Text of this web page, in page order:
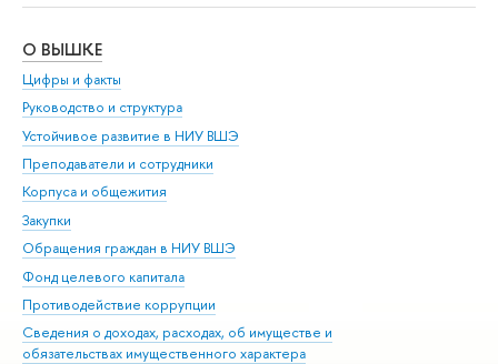
О ВЫШКЕ
Цифры и факты
Руководство и структура
Устойчивое развитие в НИУ ВШЭ
Преподаватели и сотрудники
Корпуса и общежития
Закупки
Обращения граждан в НИУ ВШЭ
Фонд целевого капитала
Противодействие коррупции
Сведения о доходах, расходах, об имуществе и
обязательствах имущественного характера